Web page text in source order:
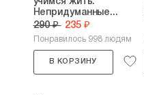
Непридуманные...
290 ₽ 235 ₽
Понравилось 998 людям
В КОРЗИНУ